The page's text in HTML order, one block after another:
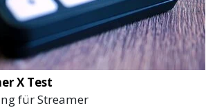
X Test
für Streamer